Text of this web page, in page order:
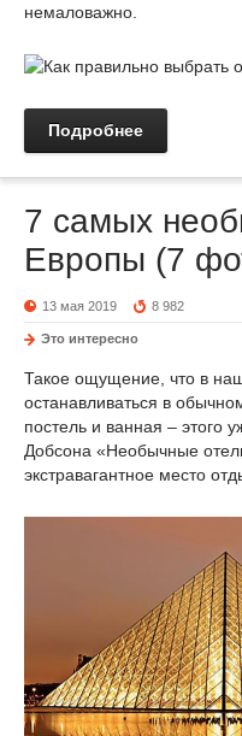
немаловажно.
Подробнее
7 самых
Европы (7
13 мая 2019 8 982
Это интересно
Такое ощущение, что в
останавливаться в
постель и ванная – этого
Добсона «Необычные
экстравагантное место